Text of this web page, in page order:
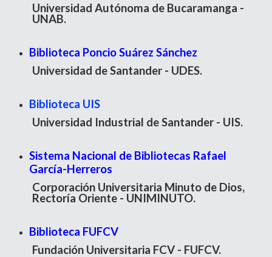
Universidad Autónoma de Bucaramanga -
UNAB.
Biblioteca Poncio Suárez Sánchez
Universidad de Santander - UDES.
Biblioteca UIS
Universidad Industrial de Santander - UIS.
Sistema Nacional de Bibliotecas Rafael
García-Herreros
Corporación Universitaria Minuto de Dios,
Rectoría Oriente - UNIMINUTO.
Biblioteca FUFCV
Fundación Universitaria FCV - FUFCV.